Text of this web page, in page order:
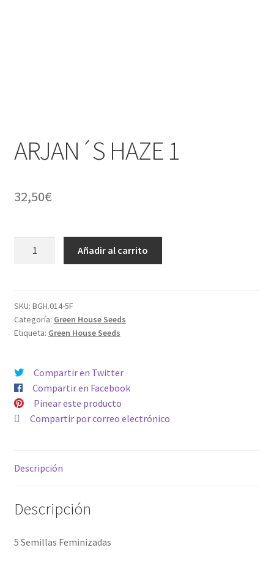
ARJAN´S HAZE 1
32,50€
cantidad
Añadir al carrito
SKU: BGH.014-5F
Categoría: Green House Seeds
Etiqueta: Green House Seeds
Compartir en Twitter
Compartir en Facebook
Pinear este producto
Compartir por correo electrónico
Descripción
Descripción
5 Semillas Feminizadas